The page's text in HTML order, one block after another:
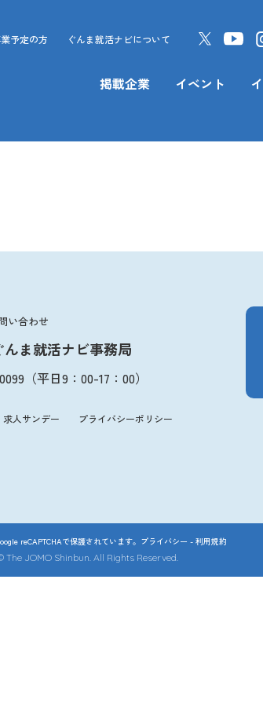
掲載企業 イベント
予定の方 ぐんま就活ナビについて
い合わせ
ま就活ナビ事務局
（平日9：00-17：00）
求人サンデー プライバシーポリシー
reCAPTCHAで保護されています。 プライバシー - 利用規約
The JOMO Shinbun. All Rights Reserved.